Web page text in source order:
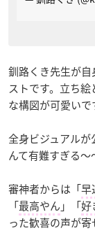
釧路くき先生が
ストです。立ち
な構図が可愛いで
全身ビジュアル
んて有難すぎる～
審神者からは「早
「最高やん 」「好
った歓喜の声が寄